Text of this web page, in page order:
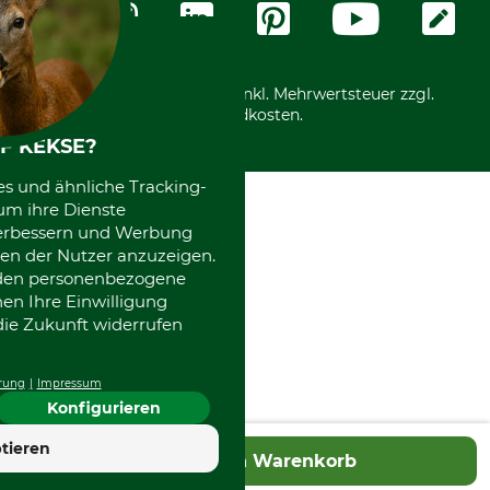
In den Warenkorb
Community
International
*Alle Preise in Euro und inkl. Mehrwertsteuer zzgl.
Versandkosten.
KEKSE?
und ähnliche Tracking-
ihre Dienste
und Werbung
der Nutzer anzuzeigen.
personenbezogene
Ihre Einwilligung
Zukunft widerrufen
Impressum
Konfigurieren